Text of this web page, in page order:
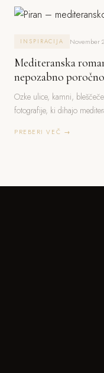
INSPIRACIJA November
Mediteranska
nepozabno
Ozke ulice, kamni,
fotografije, ki dihajo
PREBERI VEČ →